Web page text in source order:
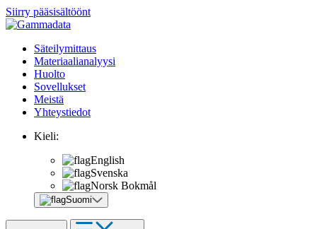
Siirry pääsisältöönt
Säteilymittaus
Materiaalianalyysi
Huolto
Sovellukset
Meistä
Yhteystiedot
Kieli:
English
Svenska
Norsk Bokmål
Suomi